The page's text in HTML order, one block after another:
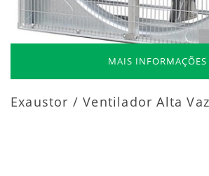
MAIS INFORMAÇÕES
Exaustor / Ventilador Alta